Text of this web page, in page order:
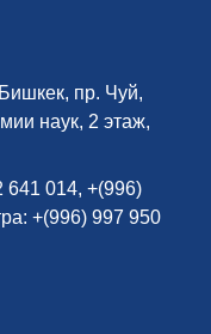
пр. Чуй,
наук, 2 этаж,
641 014, +(996)
+(996) 997 950